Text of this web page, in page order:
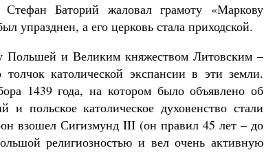
Баторий жаловал грамоту «Маркову
упразднен, а его церковь стала приходской.
Польшей и Великим княжеством Литовским –
католической экспансии в эти земли.
1439 года, на котором было объявлено об
польское католическое духовенство стали
взошел Сигизмунд III (он правил 45 лет – до
религиозностью и вел очень активную